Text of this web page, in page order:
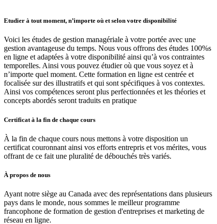
Etudier à tout moment, n’importe où et selon votre disponibilité
Voici les études de gestion managériale à votre portée avec une
gestion avantageuse du temps. Nous vous offrons des études 100%s
en ligne et adaptées à votre disponibilité ainsi qu’à vos contraintes
temporelles. Ainsi vous pouvez étudier où que vous soyez et à
n’importe quel moment. Cette formation en ligne est centrée et
focalisée sur des illustratifs et qui sont spécifiques à vos contextes.
Ainsi vos compétences seront plus perfectionnées et les théories et
concepts abordés seront traduits en pratique
Certificat à la fin de chaque cours
À la fin de chaque cours nous mettons à votre disposition un
certificat couronnant ainsi vos efforts entrepris et vos mérites, vous
offrant de ce fait une pluralité de débouchés très variés.
À propos de nous
Ayant notre siège au Canada avec des représentations dans plusieurs
pays dans le monde, nous sommes le meilleur programme
francophone de formation de gestion d'entreprises et marketing de
réseau en ligne.